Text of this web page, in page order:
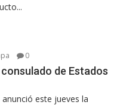
0
de Estados
este jueves la